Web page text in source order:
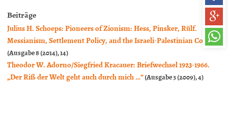
Beiträge
Julius H. Schoeps: Pioneers of Zionism: Hess, Pinsker, Rülf.
Messianism, Settlement Policy, and the Israeli-Palestinian Conflict
(Ausgabe 8 (2014), 14)
Theodor W. Adorno/Siegfried Kracauer: Briefwechsel 1923-1966.
„Der Riß der Welt geht auch durch mich …“(Ausgabe 3 (2009), 4)